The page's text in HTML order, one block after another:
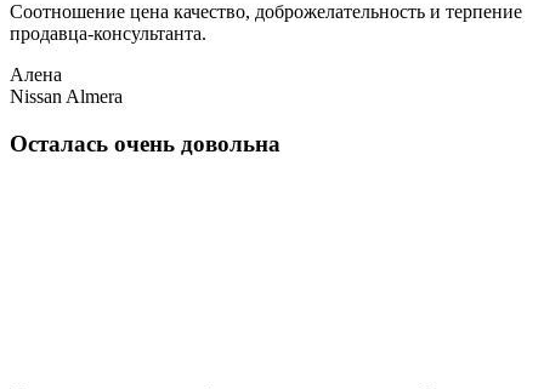
Соотношение цена качество, доброжелательность и терпение
продавца-консультанта.
Алена
Nissan Almera
Осталась очень довольна